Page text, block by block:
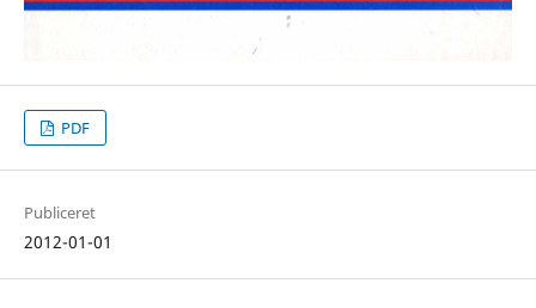
PDF
Publiceret
2012-01-01